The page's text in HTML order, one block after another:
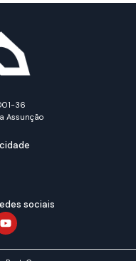
36
Assunção
sociais